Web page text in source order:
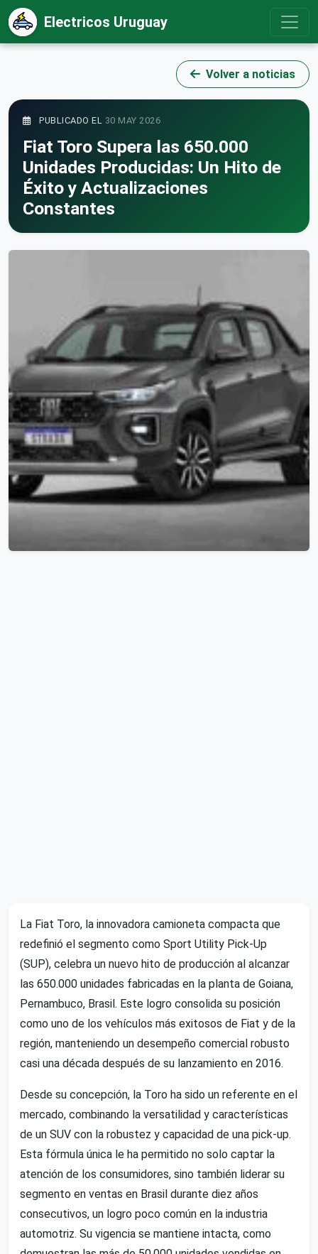
Electricos Uruguay
Volver a noticias
PUBLICADO EL 30 MAY 2026
Fiat Toro Supera las 650.000
Unidades Producidas: Un Hito de
Éxito y Actualizaciones
Constantes
La Fiat Toro, la innovadora camioneta compacta que
redefinió el segmento como Sport Utility Pick-Up
(SUP), celebra un nuevo hito de producción al alcanzar
las 650.000 unidades fabricadas en la planta de Goiana,
Pernambuco, Brasil. Este logro consolida su posición
como uno de los vehículos más exitosos de Fiat y de la
región, manteniendo un desempeño comercial robusto
casi una década después de su lanzamiento en 2016.
Desde su concepción, la Toro ha sido un referente en el
mercado, combinando la versatilidad y características
de un SUV con la robustez y capacidad de una pick-up.
Esta fórmula única le ha permitido no solo captar la
atención de los consumidores, sino también liderar su
segmento en ventas en Brasil durante diez años
consecutivos, un logro poco común en la industria
automotriz. Su vigencia se mantiene intacta, como